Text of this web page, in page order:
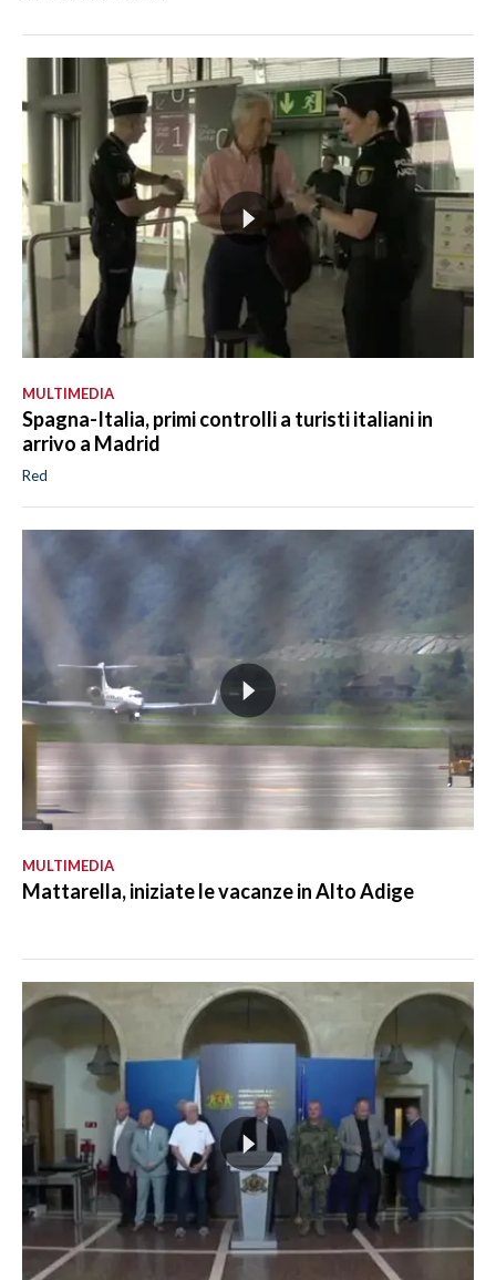
MULTIMEDIA
Spagna-Italia, primi controlli a turisti italiani in
arrivo a Madrid
Red
MULTIMEDIA
Mattarella, iniziate le vacanze in Alto Adige